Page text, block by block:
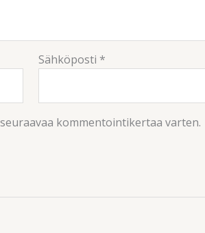
Sähköposti *
kommentointikertaa varten.